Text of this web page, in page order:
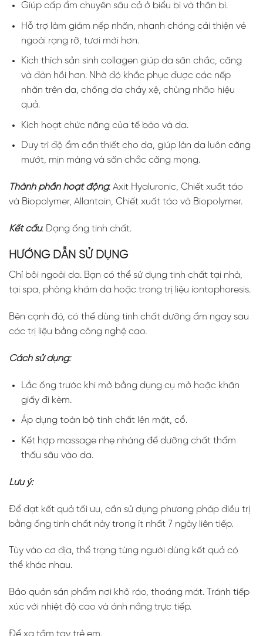
Giúp cấp ẩm chuyên sâu cả ở biểu bì và thân bì.
Hỗ trợ làm giảm nếp nhăn, nhanh chóng cải thiện vẻ
ngoài rạng rỡ, tươi mới hơn.
Kích thích sản sinh collagen giúp da săn chắc, căng
và đàn hồi hơn. Nhờ đó khắc phục được các nếp
nhăn trên da, chống da chảy xệ, chùng nhão hiệu
quả.
Kích hoạt chức năng của tế bào và da.
Duy trì độ ẩm cần thiết cho da, giúp làn da luôn căng
mướt, mịn màng và săn chắc căng mọng.
Thành phần hoạt động: Axit Hyaluronic, Chiết xuất táo
và Biopolymer, Allantoin, Chiết xuất táo và Biopolymer.
Kết cấu: Dạng ống tinh chất.
HƯỚNG DẪN SỬ DỤNG
Chỉ bôi ngoài da. Bạn có thể sử dụng tinh chất tại nhà,
tại spa, phòng khám da hoặc trong trị liệu iontophoresis.
Bên cạnh đó, có thể dùng tinh chất dưỡng ẩm ngay sau
các trị liệu bằng công nghệ cao.
Cách sử dụng:
Lắc ống trước khi mở bằng dụng cụ mở hoặc khăn
giấy đi kèm.
Áp dụng toàn bộ tinh chất lên mặt, cổ.
Kết hợp massage nhẹ nhàng để dưỡng chất thẩm
thấu sâu vào da.
Lưu ý:
Để đạt kết quả tối ưu, cần sử dụng phương pháp điều trị
bằng ống tinh chất này trong ít nhất 7 ngày liên tiếp.
Tùy vào cơ địa, thể trạng từng người dùng kết quả có
thể khác nhau.
Bảo quản sản phẩm nơi khô ráo, thoáng mát. Tránh tiếp
xúc với nhiệt độ cao và ánh nắng trực tiếp.
Để xa tầm tay trẻ em.